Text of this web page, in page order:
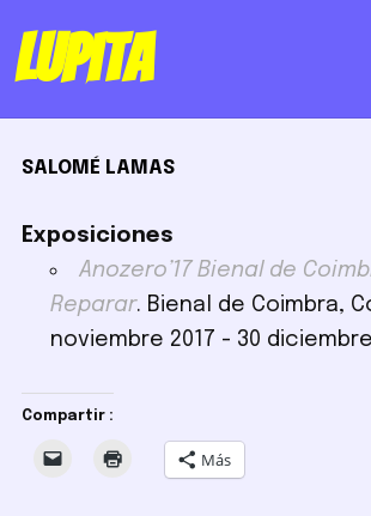
Lupita
SALOMÉ LAMAS
Exposiciones
Anozero’17 Bienal de
Reparar. Bienal de Coimbra,
noviembre 2017 - 30 diciembre
Compartir :
Más